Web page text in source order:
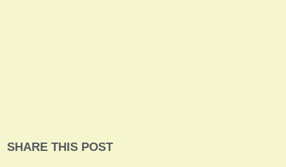
SHARE THIS POST